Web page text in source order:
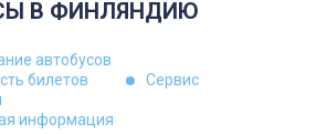
В ФИНЛЯНДИЮ
автобусов
билетов
Сервис
информация